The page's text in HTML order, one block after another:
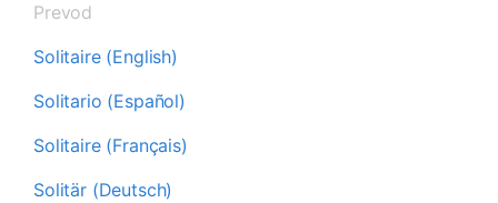
Prevod
Solitaire (English)
Solitario (Español)
Solitaire (Français)
Solitär (Deutsch)